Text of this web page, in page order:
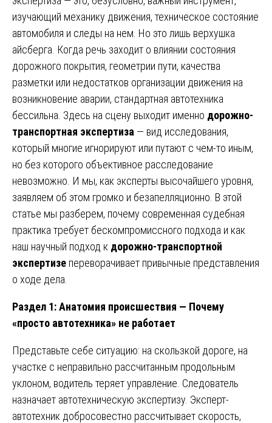
изучающий механику движения, техническое состояние
автомобиля и следы на нем. Но это лишь верхушка
айсберга. Когда речь заходит о влиянии состояния
дорожного покрытия, геометрии пути, качества
разметки или недостатков организации движения на
возникновение аварии, стандартная автотехника
бессильна. Здесь на сцену выходит именно дорожно-
транспортная экспертиза — вид исследования,
который многие игнорируют или путают с чем-то иным,
но без которого объективное расследование
невозможно. И мы, как эксперты высочайшего уровня,
заявляем об этом громко и безапелляционно. В этой
статье мы разберем, почему современная судебная
практика требует бескомпромиссного подхода и как
наш научный подход к дорожно-транспортной
экспертизе переворачивает привычные представления
о ходе дела.
Раздел 1: Анатомия происшествия — Почему
«просто автотехника» не работает
Представьте себе ситуацию: на скользкой дороге, на
участке с неправильно рассчитанным продольным
уклоном, водитель теряет управление. Следователь
назначает автотехническую экспертизу. Эксперт-
автотехник добросовестно рассчитывает скорость,